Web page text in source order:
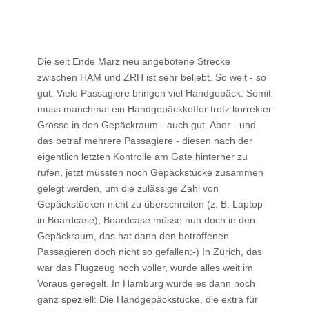
Die seit Ende März neu angebotene Strecke
zwischen HAM und ZRH ist sehr beliebt. So weit - so
gut. Viele Passagiere bringen viel Handgepäck. Somit
muss manchmal ein Handgepäckkoffer trotz korrekter
Grösse in den Gepäckraum - auch gut. Aber - und
das betraf mehrere Passagiere - diesen nach der
eigentlich letzten Kontrolle am Gate hinterher zu
rufen, jetzt müssten noch Gepäckstücke zusammen
gelegt werden, um die zulässige Zahl von
Gepäckstücken nicht zu überschreiten (z. B. Laptop
in Boardcase), Boardcase müsse nun doch in den
Gepäckraum, das hat dann den betroffenen
Passagieren doch nicht so gefallen:-) In Zürich, das
war das Flugzeug noch voller, wurde alles weit im
Voraus geregelt. In Hamburg wurde es dann noch
ganz speziell: Die Handgepäckstücke, die extra für